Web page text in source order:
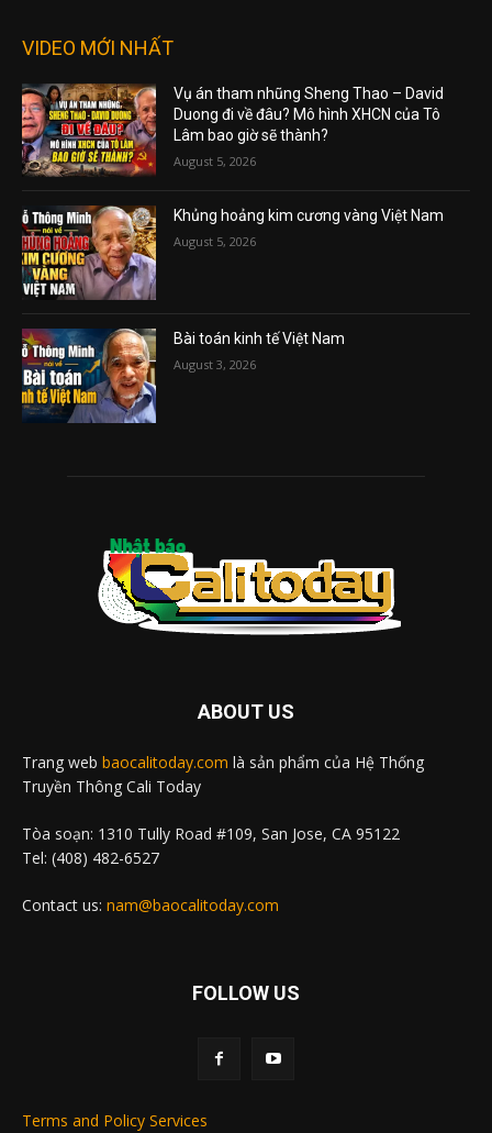
VIDEO MỚI NHẤT
Vụ án tham nhũng Sheng Thao – David
Duong đi về đâu? Mô hình XHCN của Tô
Lâm bao giờ sẽ thành?
August 5, 2026
Khủng hoảng kim cương vàng Việt Nam
August 5, 2026
Bài toán kinh tế Việt Nam
August 3, 2026
ABOUT US
Trang web baocalitoday.com là sản phẩm của Hệ Thống
Truyền Thông Cali Today
Tòa soạn: 1310 Tully Road #109, San Jose, CA 95122
Tel: (408) 482-6527
Contact us: nam@baocalitoday.com
FOLLOW US
Terms and Policy Services